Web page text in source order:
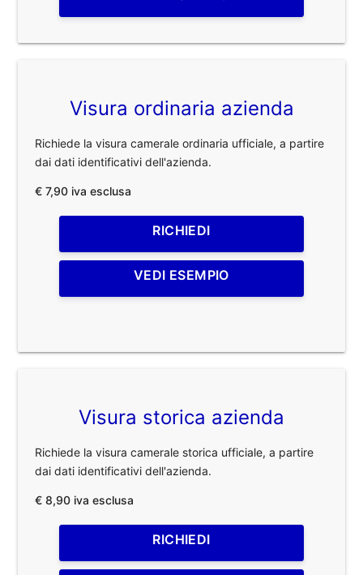
Visura ordinaria azienda
Richiede la visura camerale ordinaria ufficiale, a partire
dai dati identificativi dell'azienda.
€ 7,90 iva esclusa
RICHIEDI
VEDI ESEMPIO
Visura storica azienda
Richiede la visura camerale storica ufficiale, a partire
dai dati identificativi dell'azienda.
€ 8,90 iva esclusa
RICHIEDI